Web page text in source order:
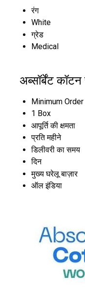
रंग
White
ग्रेड
Medical
अब्सॉर्बेंट कॉटन
Minimum
1 Box
आपूर्ति की क्षमता
प्रति महीने
डिलीवरी का समय
दिन
मुख्य घरेलू बाज़ार
ऑल इंडिया